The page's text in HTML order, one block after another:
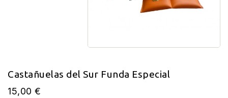
Castañuelas del Sur Funda Especial
15,00 €